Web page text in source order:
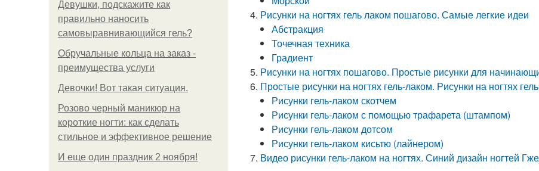
Девушки, подскажите как
правильно наносить
самовыравнивающийся гель?
Обручальные кольца на заказ -
преимущества услуги
Девочки! Вот такая ситуация.
Розово черный маникюр на
короткие ногти: как сделать
стильное и эффективное решение
И еще один праздник 2 ноября!
Рисунки на ногтях гель лаком пошагово. Самые легкие идеи
Абстракция
Точечная техника
Градиент
Рисунки на ногтях пошагово. Простые рисунки для
Простые рисунки на ногтях гель-лаком. Рисунки на ногтях
Рисунки гель-лаком скотчем
Рисунки гель-лаком с помощью трафарета (штампом)
Рисунки гель-лаком дотсом
Рисунки гель-лаком кисьтю (лайнером)
Видео рисунки гель-лаком на ногтях. Синий дизайн ногтей